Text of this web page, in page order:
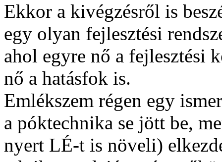
Ekkor a kivégzésről is
egy olyan fejlesztési
ahol egyre nő a fejlesztési
nő a hatásfok is.
Emlékszem régen egy
a póktechnika se jött be,
nyert LÉ-t is növeli)